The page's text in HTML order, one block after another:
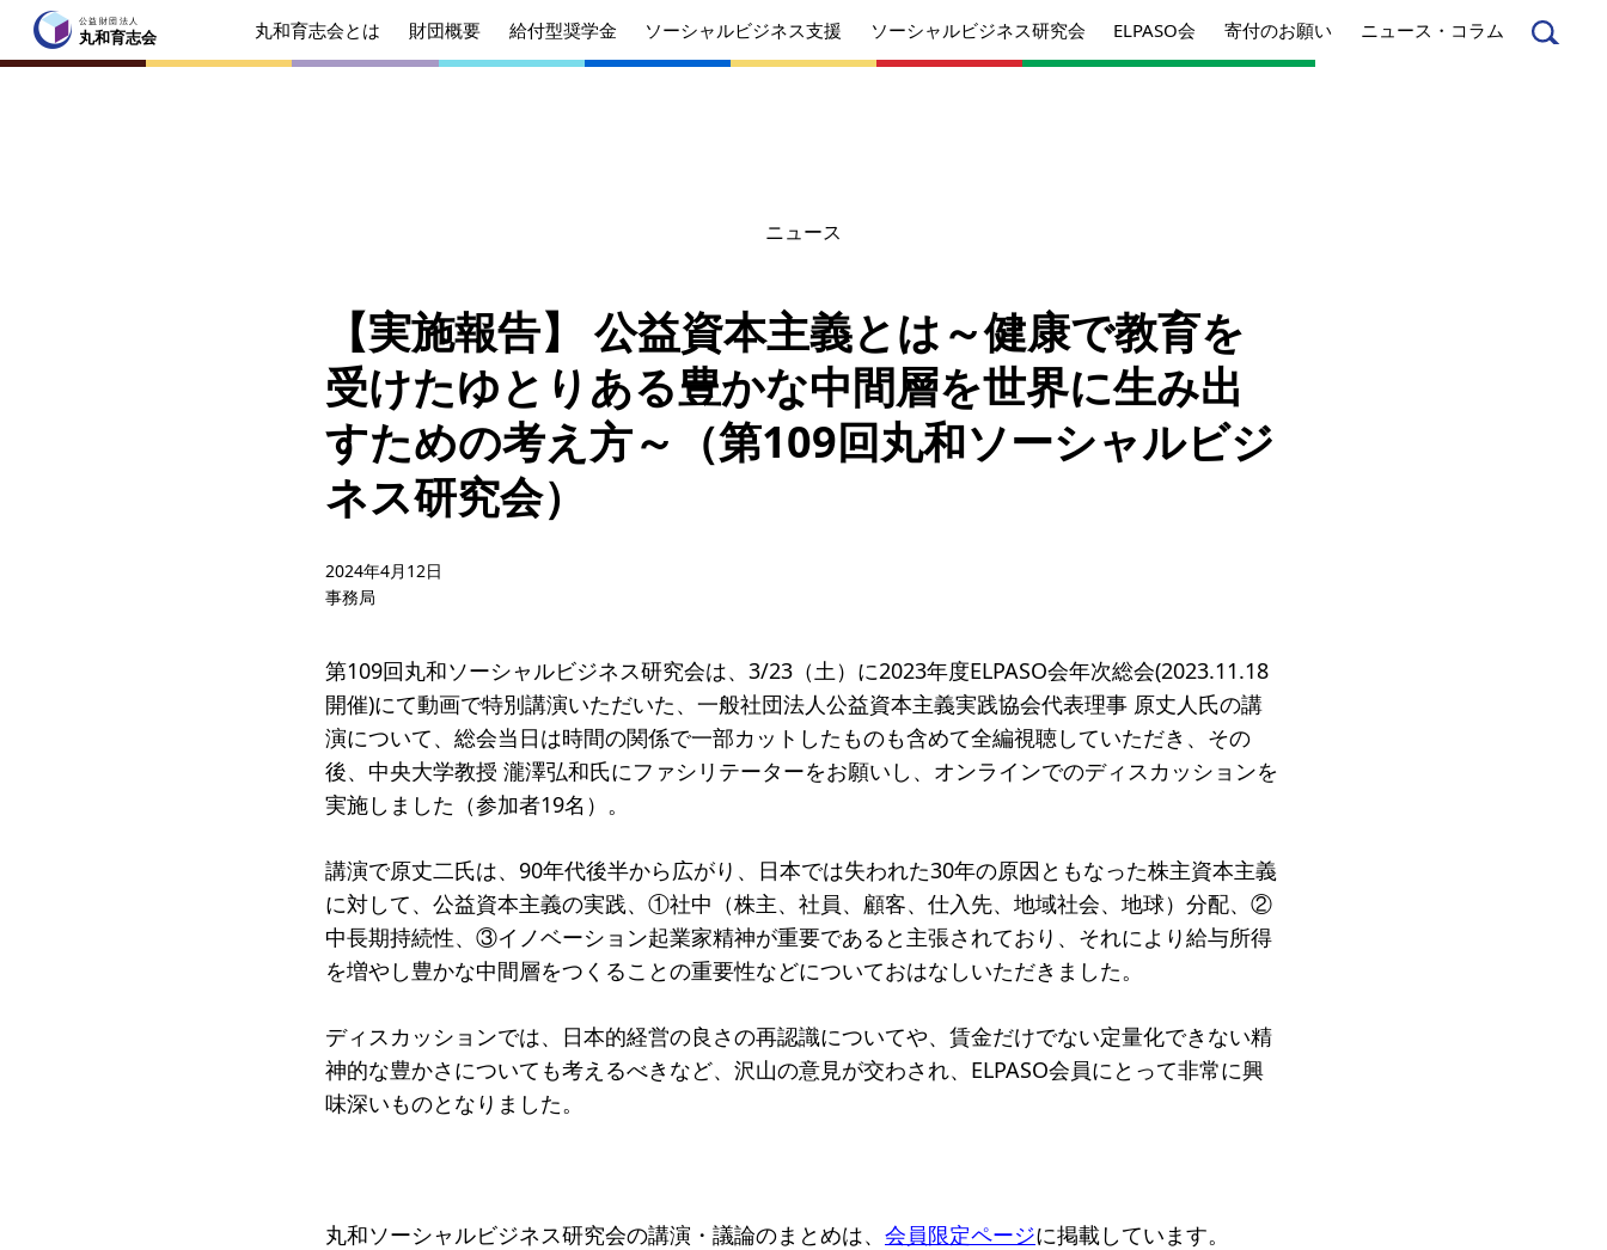
公益財団法人
丸和育志会
丸和育志会の目指す未来
みなさんへ
理念 沿革 組織
事業内容
年間スケジュール
定款 個人情報保護方針
アクセス
事業方針 募集要項
給付型奨学金とは
ソーシャルビジネス支援
事業方針
ソーシャルビジネス研究会
ELPASO会とは 入会案内
会員限定ページ
お手続き
寄付支援者
ニュース・コラム
ニュース コラム
公益財団法人
丸和育志会 丸和育志会とは 財団概要 給付型奨学金 ソーシャルビジネス支援 ソーシャルビジネス研究会 ELPASO会 寄付のお願い ニュース・コラム
ニュース
【実施報告】 公益資本主義とは～健康で教育を
受けたゆとりある豊かな中間層を世界に生み出
すための考え方～（第109回丸和ソーシャルビジ
ネス研究会）
2024年4月12日
事務局
第109回丸和ソーシャルビジネス研究会は、3/23（土）に2023年度ELPASO会年次総会(2023.11.18
開催)にて動画で特別講演いただいた、一般社団法人公益資本主義実践協会代表理事 原丈人氏の講
演について、総会当日は時間の関係で一部カットしたものも含めて全編視聴していただき、その
後、中央大学教授 瀧澤弘和氏にファシリテーターをお願いし、オンラインでのディスカッションを
実施しました（参加者19名）。
講演で原丈二氏は、90年代後半から広がり、日本では失われた30年の原因ともなった株主資本主義
に対して、公益資本主義の実践、①社中（株主、社員、顧客、仕入先、地域社会、地球）分配、②
中長期持続性、③イノベーション起業家精神が重要であると主張されており、それにより給与所得
を増やし豊かな中間層をつくることの重要性などについておはなしいただきました。
ディスカッションでは、日本的経営の良さの再認識についてや、賃金だけでない定量化できない精
神的な豊かさについても考えるべきなど、沢山の意見が交わされ、ELPASO会員にとって非常に興
味深いものとなりました。
丸和ソーシャルビジネス研究会の講演・議論のまとめは、 会員限定ページに掲載しています。